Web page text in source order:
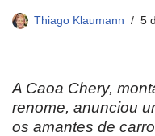
Thiago Klaumann 5
A Caoa Chery,
renome, anunciou
os amantes de